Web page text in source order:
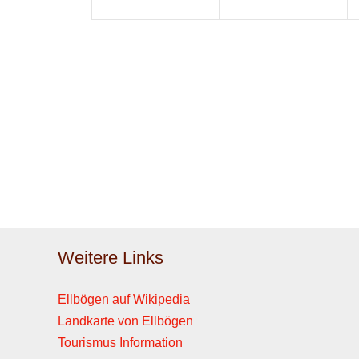
Weitere Links
Ellbögen auf Wikipedia
Landkarte von Ellbögen
Tourismus Information